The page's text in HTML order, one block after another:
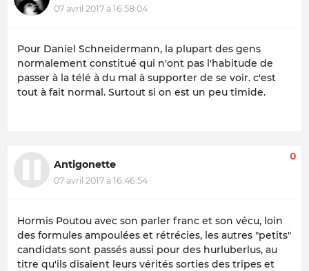
07 avril 2017 à 16:58:04
Pour Daniel Schneidermann, la plupart des gens
normalement constitué qui n'ont pas l'habitude de
passer à la télé à du mal à supporter de se voir. c'est
tout à fait normal. Surtout si on est un peu timide.
Antigonette
07 avril 2017 à 16:46:54
0
Hormis Poutou avec son parler franc et son vécu, loin
des formules ampoulées et rétrécies, les autres "petits"
candidats sont passés aussi pour des hurluberlus, au
titre qu'ils disaient leurs vérités sorties des tripes et